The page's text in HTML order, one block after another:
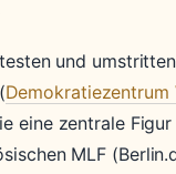
und
Demokratiezentrum
eine zentrale
MLF